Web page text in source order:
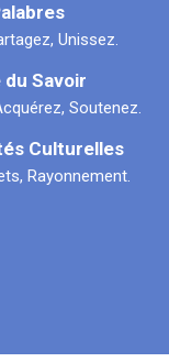
Unissez.
Savoir
Soutenez.
Culturelles
Rayonnement.